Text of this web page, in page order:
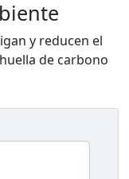
y reducen el
de carbono